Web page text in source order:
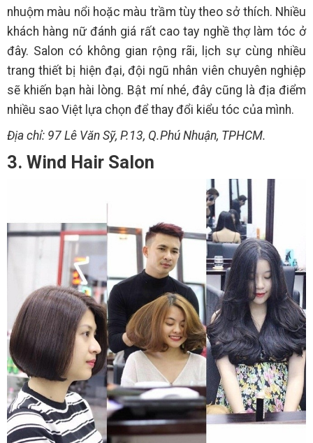
nhuộm màu nổi hoặc màu trầm tùy theo sở thích. Nhiều
khách hàng nữ đánh giá rất cao tay nghề thợ làm tóc ở
đây. Salon có không gian rộng rãi, lịch sự cùng nhiều
trang thiết bị hiện đại, đội ngũ nhân viên chuyên nghiệp
sẽ khiến bạn hài lòng. Bật mí nhé, đây cũng là địa điểm
nhiều sao Việt lựa chọn để thay đổi kiểu tóc của mình.
Địa chỉ: 97 Lê Văn Sỹ, P.13, Q.Phú Nhuận, TPHCM.
3. Wind Hair Salon